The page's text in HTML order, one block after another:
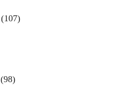
(107)
(98)